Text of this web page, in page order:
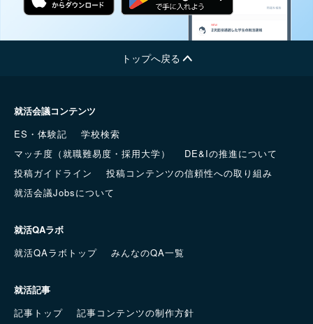
トップへ戻る
就活会議コンテンツ
ES・体験記
学校検索
マッチ度（就職難易度・採用大学）
DE&Iの推進について
投稿ガイドライン
投稿コンテンツの信頼性への取り組み
就活会議Jobsについて
就活QAラボ
就活QAラボトップ
みんなのQA一覧
就活記事
記事トップ
記事コンテンツの制作方針